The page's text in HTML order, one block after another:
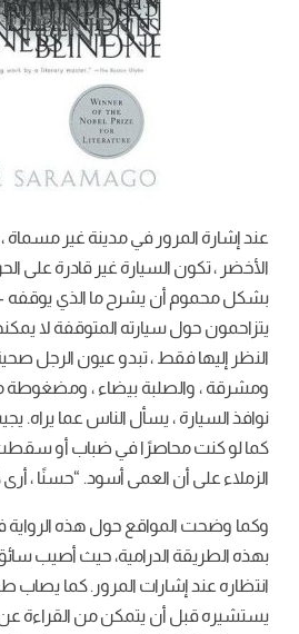
عند إشارة المرور في مدينة غير مسماة
الأخضر ، تكون السيارة غير قادرة على
بشكل محموم أن يشرح ما الذي يوقفه –
يتزاحمون حول سيارته المتوقفة لا
النظر إليها فقط ، تبدو عيون الرجل
ومشرقة ، والصلبة بيضاء ، ومضغوطة
نوافذ السيارة ، يسأل الناس عما يراه.
كما لو كنت محاصرًا في ضباب أو سقطت
الزملاء على أن العمى أسود. “حسنًا ،
وكما وضحت المواقع حول هذه الرواية
بهذه الطريقة الدرامية، حيث أصيب سائق
انتظاره عند إشارات المرور. كما يصاب
يستشيره قبل أن يتمكن من القراءة